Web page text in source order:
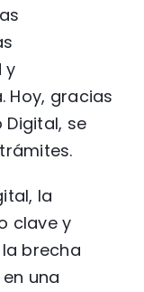
y
Hoy, gracias
se
la
clave y
brecha
una